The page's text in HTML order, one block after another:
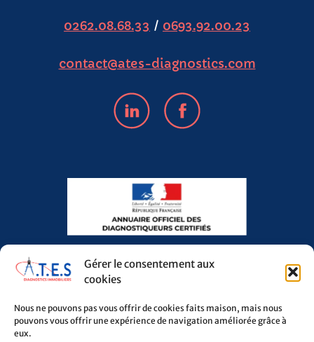
Gérer le consentement aux
cookies
Nous ne pouvons pas vous offrir de cookies faits maison, mais nous
pouvons vous offrir une expérience de navigation améliorée grâce à
eux.
0262.08.68.33 / 0693.92.00.23
contact@ates-diagnostics.com
Ce site a été financé avec l’aide du FEDER